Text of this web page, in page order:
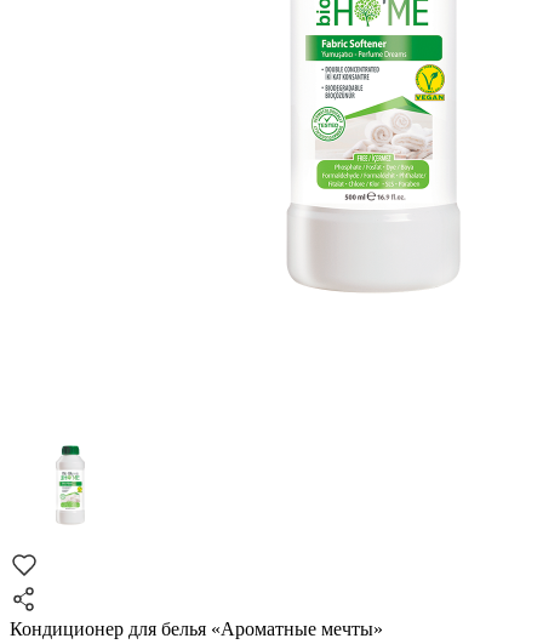
Кондиционер для белья «Ароматные мечты»